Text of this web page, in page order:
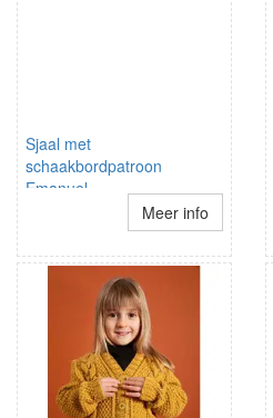
Sjaal met
schaakbordpatroon
Emanuel
Meer info